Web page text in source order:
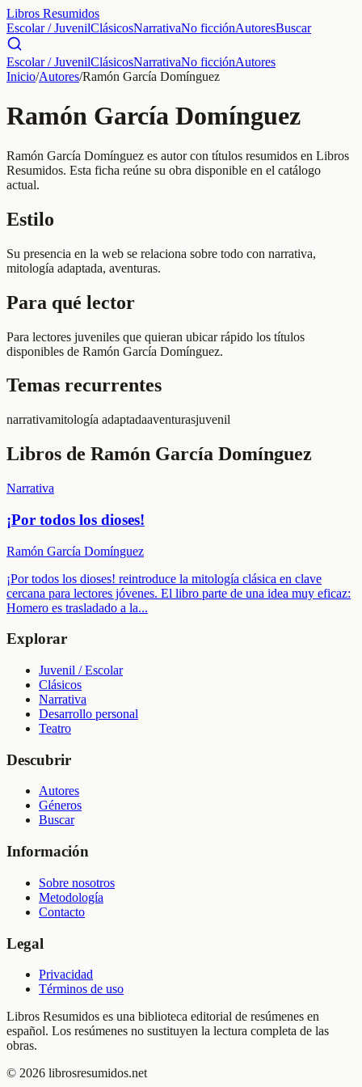
Libros Resumidos
Escolar / JuvenilClásicosNarrativaNo ficciónAutoresBuscar
Escolar / JuvenilClásicosNarrativaNo ficciónAutores
Inicio/Autores/Ramón García Domínguez
Ramón García Domínguez
Ramón García Domínguez es autor con títulos resumidos en Libros
Resumidos. Esta ficha reúne su obra disponible en el catálogo
actual.
Estilo
Su presencia en la web se relaciona sobre todo con narrativa,
mitología adaptada, aventuras.
Para qué lector
Para lectores juveniles que quieran ubicar rápido los títulos
disponibles de Ramón García Domínguez.
Temas recurrentes
narrativamitología adaptadaaventurasjuvenil
Libros de Ramón García Domínguez
Narrativa
¡Por todos los dioses!
Ramón García Domínguez
¡Por todos los dioses! reintroduce la mitología clásica en clave
cercana para lectores jóvenes. El libro parte de una idea muy eficaz:
Homero es trasladado a la...
Explorar
Juvenil / Escolar
Clásicos
Narrativa
Desarrollo personal
Teatro
Descubrir
Autores
Géneros
Buscar
Información
Sobre nosotros
Metodología
Contacto
Legal
Privacidad
Términos de uso
Libros Resumidos es una biblioteca editorial de resúmenes en
español. Los resúmenes no sustituyen la lectura completa de las
obras.
© 2026 librosresumidos.net